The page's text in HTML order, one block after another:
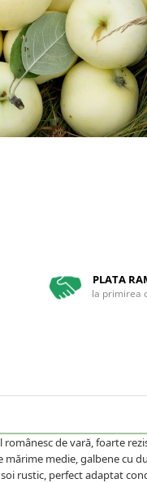
PLATA
la primirea
de vară, foarte
medie, galbene cu
rustic, perfect adaptat